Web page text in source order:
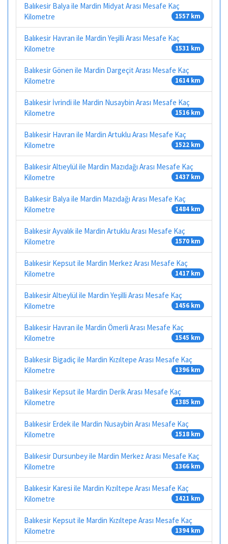
Balıkesir Balya ile Mardin Midyat Arası Mesafe Kaç
Kilometre
1557 km
Balıkesir Havran ile Mardin Yeşilli Arası Mesafe Kaç
Kilometre
1531 km
Balıkesir Gönen ile Mardin Dargeçit Arası Mesafe Kaç
Kilometre
1614 km
Balıkesir İvrindi ile Mardin Nusaybin Arası Mesafe Kaç
Kilometre
1516 km
Balıkesir Havran ile Mardin Artuklu Arası Mesafe Kaç
Kilometre
1522 km
Balıkesir Altıeylül ile Mardin Mazıdağı Arası Mesafe Kaç
Kilometre
1437 km
Balıkesir Balya ile Mardin Mazıdağı Arası Mesafe Kaç
Kilometre
1484 km
Balıkesir Ayvalık ile Mardin Artuklu Arası Mesafe Kaç
Kilometre
1570 km
Balıkesir Kepsut ile Mardin Merkez Arası Mesafe Kaç
Kilometre
1417 km
Balıkesir Altıeylül ile Mardin Yeşilli Arası Mesafe Kaç
Kilometre
1456 km
Balıkesir Havran ile Mardin Ömerli Arası Mesafe Kaç
Kilometre
1545 km
Balıkesir Bigadiç ile Mardin Kızıltepe Arası Mesafe Kaç
Kilometre
1396 km
Balıkesir Kepsut ile Mardin Derik Arası Mesafe Kaç
Kilometre
1385 km
Balıkesir Erdek ile Mardin Nusaybin Arası Mesafe Kaç
Kilometre
1518 km
Balıkesir Dursunbey ile Mardin Merkez Arası Mesafe Kaç
Kilometre
1366 km
Balıkesir Karesi ile Mardin Kızıltepe Arası Mesafe Kaç
Kilometre
1421 km
Balıkesir Kepsut ile Mardin Kızıltepe Arası Mesafe Kaç
Kilometre
1394 km